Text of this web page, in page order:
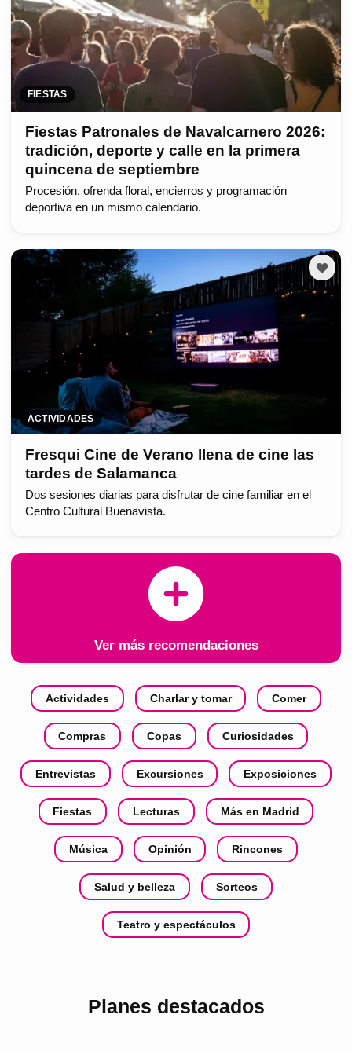
FIESTAS
Fiestas Patronales de Navalcarnero 2026:
tradición, deporte y calle en la primera
quincena de septiembre
Procesión, ofrenda floral, encierros y programación
deportiva en un mismo calendario.
ACTIVIDADES
Fresqui Cine de Verano llena de cine las
tardes de Salamanca
Dos sesiones diarias para disfrutar de cine familiar en el
Centro Cultural Buenavista.
Ver más recomendaciones
Actividades Charlar y tomar Comer
Compras Copas Curiosidades
Entrevistas Excursiones Exposiciones
Fiestas Lecturas Más en Madrid
Música Opinión Rincones
Salud y belleza Sorteos
Teatro y espectáculos
Planes destacados